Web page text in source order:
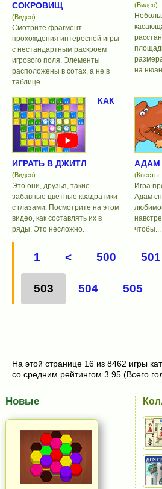
СОКРОВИЩ
(Видео)
Смотрите фрагмент
прохождения интересной игры
с нестандартным раскроем
игрового поля. Элементы
расположены в сотах, а не в
таблице.
(Видео)
на
КАК
ИГРАТЬ В ДЖИТЛ
(Видео)
Это они, друзья, такие
забавные цветные квадратики
с глазами. Посмотрите на этом
видео, как составлять их в
ряды. Это несложно.
АДАМ
Игра
Адам
чтобы...
1 < 500 501
503 504 505
На этой странице 16 из 8462 игры
со средним рейтингом 3.95 (Всего
Новые